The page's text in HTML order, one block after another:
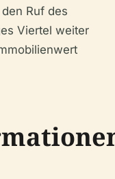
Ruf des
Viertel weiter